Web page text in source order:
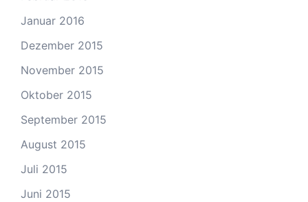
Januar 2016
Dezember 2015
November 2015
Oktober 2015
September 2015
August 2015
Juli 2015
Juni 2015